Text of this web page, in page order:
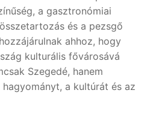
a gasztronómiai
és a pezsgő
ahhoz, hogy
kulturális fővárosává
Szegedé, hanem
a kultúrát és az